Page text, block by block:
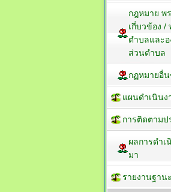
กฎหมาย พ
เกี่บวข้อง /
ตำบลและ
ส่วนตำบล
กฏหมายอื่น
แผนดำเนินง
การติดตามป
ผลการดำ
มา
รายงานฐาน